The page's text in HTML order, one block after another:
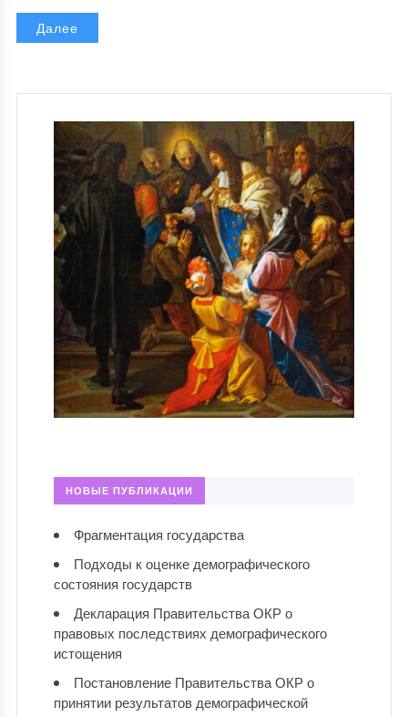
Далее
НОВЫЕ ПУБЛИКАЦИИ
Фрагментация государства
Подходы к оценке демографического
состояния государств
Декларация Правительства ОКР о
правовых последствиях демографического
истощения
Постановление Правительства ОКР о
принятии результатов демографической